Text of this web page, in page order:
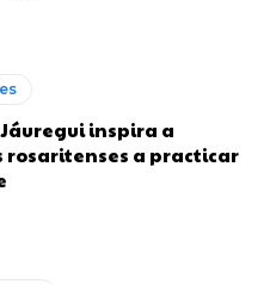
inspira a
rosaritenses a practicar